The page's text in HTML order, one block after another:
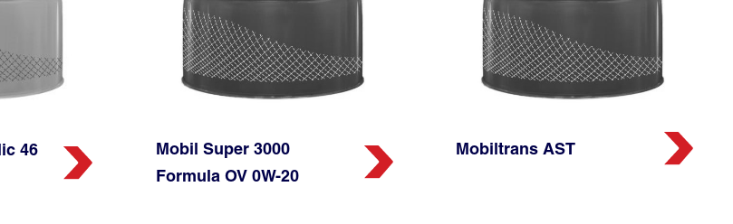
46
Mobil Super 3000
Formula OV 0W-20
Mobiltrans AST